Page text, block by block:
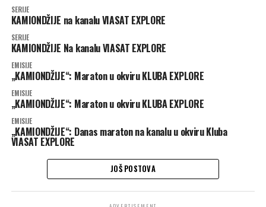
SERIJE
KAMIONDŽIJE na kanalu VIASAT EXPLORE
SERIJE
KAMIONDŽIJE Na kanalu VIASAT EXPLORE
EMISIJE
„KAMIONDŽIJE“: Maraton u okviru KLUBA EXPLORE
EMISIJE
„KAMIONDŽIJE“: Maraton u okviru KLUBA EXPLORE
EMISIJE
„KAMIONDŽIJE“: Danas maraton na kanalu u okviru Kluba
VIASAT EXPLORE
JOŠ POSTOVA